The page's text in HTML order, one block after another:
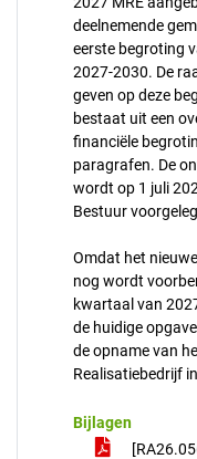
deelnemende
eerste begroting
2027-2030. De
geven op deze
bestaat uit een
financiële
paragrafen. De
wordt op 1 juli
Bestuur
Omdat het
nog wordt
kwartaal van
de huidige
de opname van
Realisatiebedrijf
Bijlagen